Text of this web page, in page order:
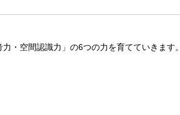
・空間認識力」の6つの力を育てていきます。